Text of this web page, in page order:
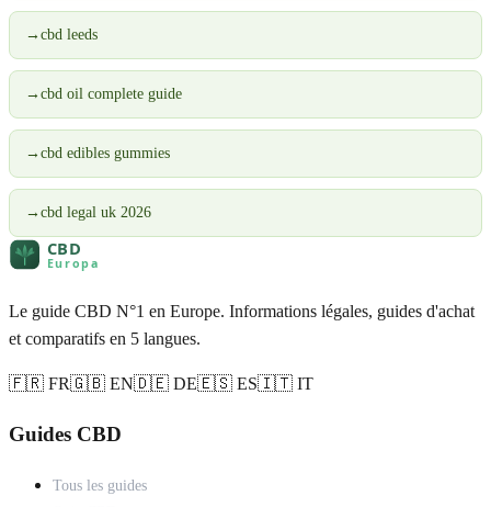
→ cbd leeds
→ cbd oil complete guide
→ cbd edibles gummies
→ cbd legal uk 2026
Le guide CBD N°1 en Europe. Informations légales, guides d'achat
et comparatifs en 5 langues.
🇫🇷 FR🇬🇧 EN🇩🇪 DE🇪🇸 ES🇮🇹 IT
Guides CBD
Tous les guides